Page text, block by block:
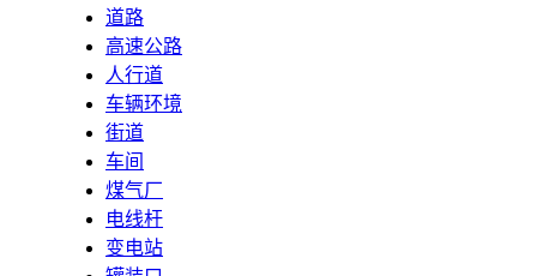
道路
高速公路
人行道
车辆环境
街道
车间
煤气厂
电线杆
变电站